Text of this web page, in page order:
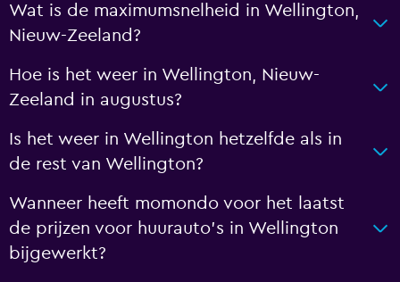
Wat is de maximumsnelheid in Wellington,
Nieuw-Zeeland?
Hoe is het weer in Wellington, Nieuw-
Zeeland in augustus?
Is het weer in Wellington hetzelfde als in
de rest van Wellington?
Wanneer heeft momondo voor het laatst
de prijzen voor huurauto's in Wellington
bijgewerkt?